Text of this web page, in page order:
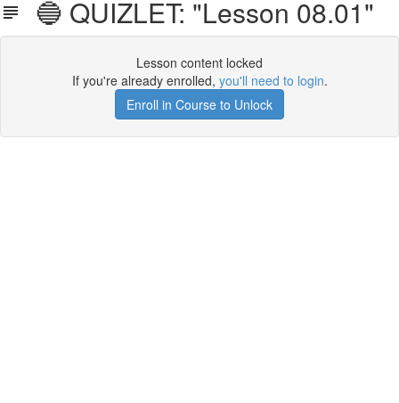
🔵 QUIZLET: "Lesson 08.01"
Lesson content locked
If you're already enrolled, you'll need to login.
Enroll in Course to Unlock